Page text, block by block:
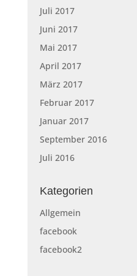
Juli 2017
Juni 2017
Mai 2017
April 2017
März 2017
Februar 2017
Januar 2017
September 2016
Juli 2016
Kategorien
Allgemein
facebook
facebook2